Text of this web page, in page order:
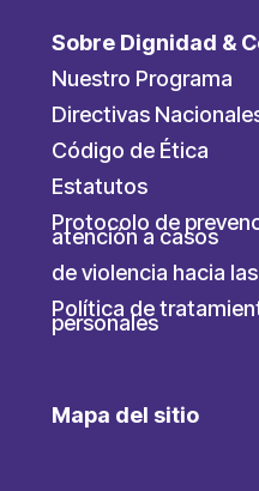
Sobre Dignidad &
Nuestro Programa
Directivas
Código de Ética
Estatutos
Protocolo de
atención a casos
de violencia hacia
Política de
personales
Mapa del sitio